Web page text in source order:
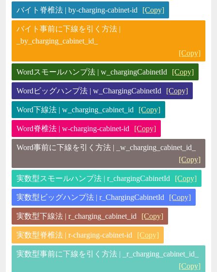
バイト脊椎法 | by-charging-cabinet-id [Copy]
バイト事前に下線を引く方法 |
_by_charging_cabinet_id_
[Copy]
Wordスモールハンプ法 | w_chargingCabinetId [Copy]
Wordビッグハンプ法 | w_ChargingCabinetId [Copy]
Word下線法 | w_charging_cabinet_id [Copy]
Word脊椎法 | w-charging-cabinet-id [Copy]
Word事前に下線を引く方法 | _w_charging_cabinet_id_
[Copy]
実数型スモールハンプ法 | r_chargingCabinetId [Copy]
実数型ビッグハンプ法 | r_ChargingCabinetId [Copy]
実数型下線法 | r_charging_cabinet_id [Copy]
実数型脊椎法 | r-charging-cabinet-id [Copy]
実数型事前に下線を引く方法 | _r_charging_cabinet_id_
[Copy]